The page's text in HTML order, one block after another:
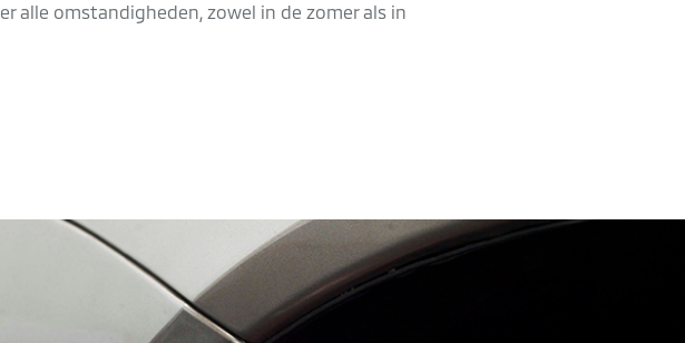
alle omstandigheden, zowel in de zomer als in